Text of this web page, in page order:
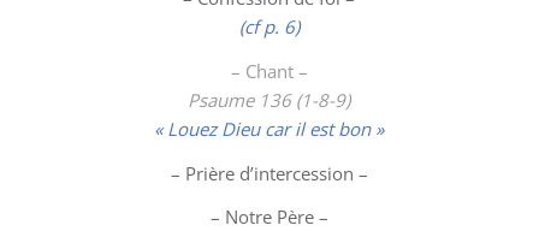
(cf p. 6)
– Chant –
Psaume 136 (1-8-9)
« Louez Dieu car il est bon »
– Prière d’intercession –
– Notre Père –